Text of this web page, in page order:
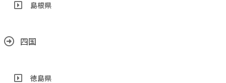
島根県
四国
徳島県